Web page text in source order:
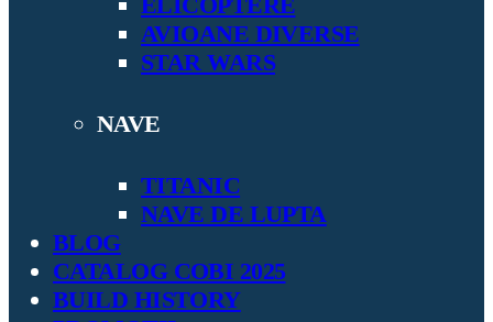
AVIOANE DIVERSE
STAR WARS
NAVE
TITANIC
NAVE DE LUPTA
BLOG
CATALOG COBI 2025
BUILD HISTORY